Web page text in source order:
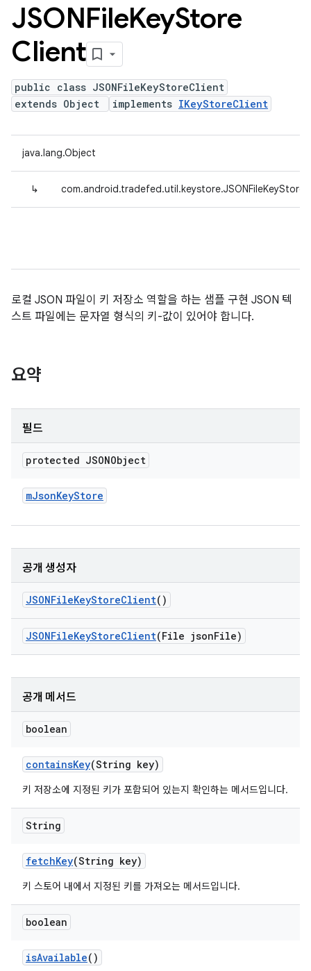
JSONFileKeyStore
Client
public class JSONFileKeyStoreClient
extends Object
implements IKeyStoreClient
java.lang.Object
↳
로컬 JSON 파일이 키 저장소 역할을 하는 샘플 구현 JSON 텍
스트 파일에는 문자열 형식의 키-값이 있어야 합니다.
요약
필드
protected JSONObject
mJsonKeyStore
공개 생성자
JSONFileKeyStoreClient()
JSONFileKeyStoreClient(File jsonFile)
공개 메서드
boolean
containsKey(String key)
키 저장소에 지정된 키가 포함되어 있는지 확인하는 메서드입니다.
String
fetchKey(String key)
키 스토어 내에서 지정된 키를 가져오는 메서드입니다.
boolean
isAvailable()